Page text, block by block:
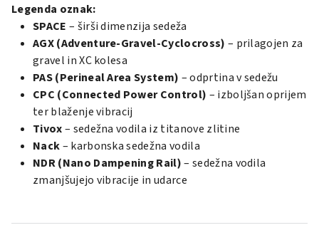
Legenda oznak:
SPACE – širši dimenzija sedeža
AGX (Adventure-Gravel-Cyclocross) – prilagojen za
gravel in XC kolesa
PAS (Perineal Area System) – odprtina v sedežu
CPC (Connected Power Control) – izboljšan oprijem
ter blaženje vibracij
Tivox– sedežna vodila iz titanove zlitine
Nack– karbonska sedežna vodila
NDR (Nano Dampening Rail)– sedežna vodila
zmanjšujejo vibracije in udarce